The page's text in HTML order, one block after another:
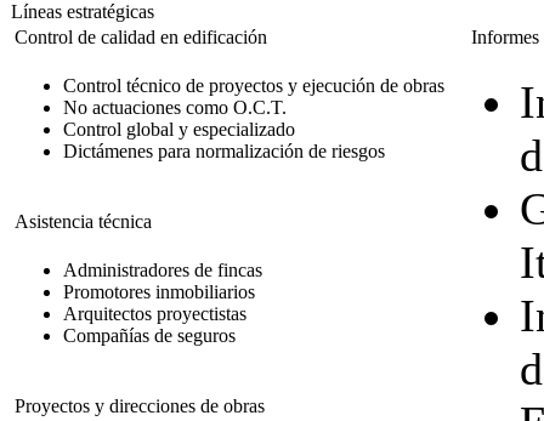
Líneas estratégicas
Control de calidad en edificación
Control técnico de proyectos y ejecución de obras
No actuaciones como O.C.T.
Control global y especializado
Dictámenes para normalización de riesgos
Asistencia técnica
Administradores de fincas
Promotores inmobiliarios
Arquitectos proyectistas
Compañías de seguros
Proyectos y direcciones de obras
Informes